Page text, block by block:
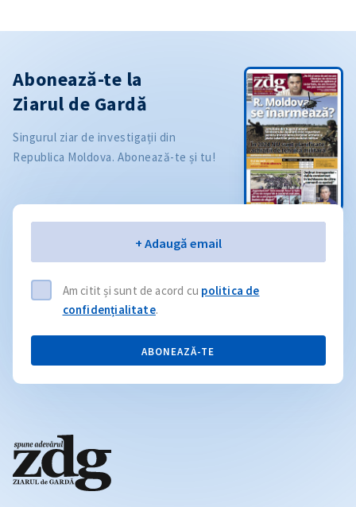
Abonează-te la
Ziarul de Gardă
Singurul ziar de investigații din
Republica Moldova. Abonează-te și tu!
+ Adaugă email
Am citit și sunt de acord cu politica de
confidențialitate.
ABONEAZĂ-TE